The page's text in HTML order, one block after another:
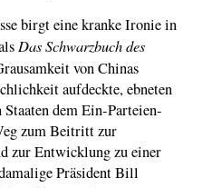
birgt eine kranke Ironie in
Das Schwarzbuch des
von Chinas
aufdeckte, ebneten
dem Ein-Parteien-
zum Beitritt zur
zur Entwicklung zu einer
Präsident Bill